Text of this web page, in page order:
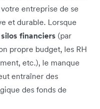
entreprise de se
et durable. Lorsque
silos financiers (par
propre budget, les RH
etc.), le manque
entraîner des
des fonds de